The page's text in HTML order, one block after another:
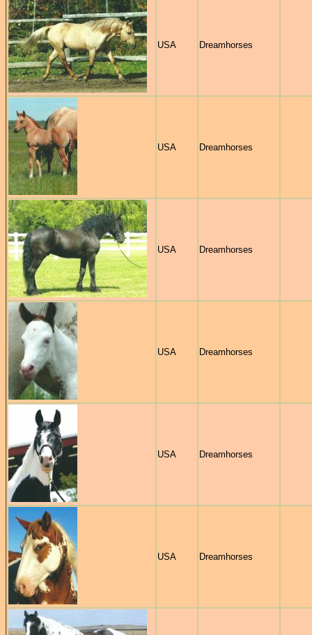
USA Dreamhorses
USA Dreamhorses
USA Dreamhorses
USA Dreamhorses
USA Dreamhorses
USA Dreamhorses